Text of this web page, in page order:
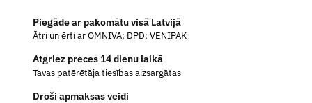
Piegāde ar pakomātu visā Latvijā
Ātri un ērti ar OMNIVA; DPD; VENIPAK
Atgriez preces 14 dienu laikā
Tavas patērētāja tiesības aizsargātas
Droši apmaksas veidi